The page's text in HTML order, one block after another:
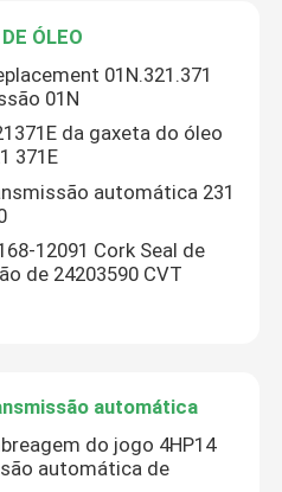
automática
líquido de arrefecimento do
da VW
transmissão
ÓLEO
01N.321.371
01N
da gaxeta do óleo
371E
automática 231
12091 Cork Seal de
de 24203590 CVT
automática
do jogo 4HP14
automática de